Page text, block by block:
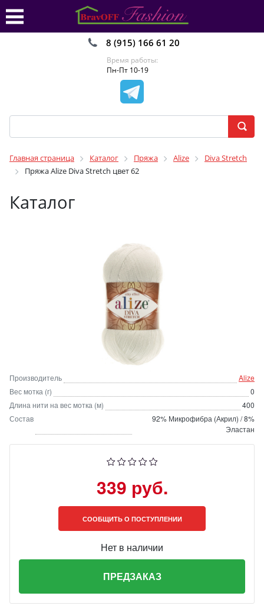
8 (915) 166 61 20
Время работы:
Пн-Пт 10-19
Главная страница Каталог Пряжа Alize
Diva Stretch
Пряжа Alize Diva Stretch цвет 62
Каталог
Производитель
Alize
Вес мотка (г)
0
Длина нити на вес мотка (м)
400
Состав
92% Микрофибра (Акрил) / 8%
Эластан
339 руб.
СООБЩИТЬ О ПОСТУПЛЕНИИ
Нет в наличии
ПРЕДЗАКАЗ